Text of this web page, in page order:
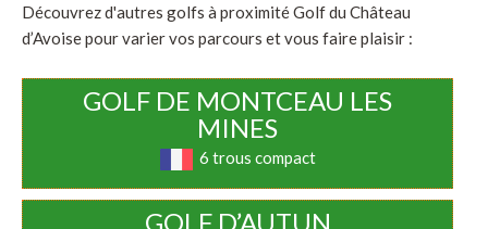
Découvrez d'autres golfs à proximité Golf du Château
d’Avoise pour varier vos parcours et vous faire plaisir :
GOLF DE MONTCEAU LES
MINES
6 trous compact
GOLF D’AUTUN